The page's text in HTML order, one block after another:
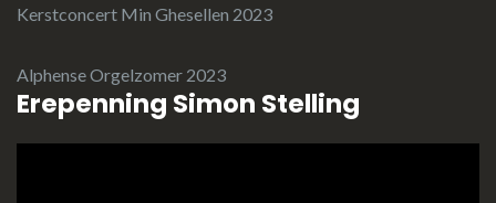
Kerstconcert Min Ghesellen 2023
Alphense Orgelzomer 2023
Erepenning Simon Stelling